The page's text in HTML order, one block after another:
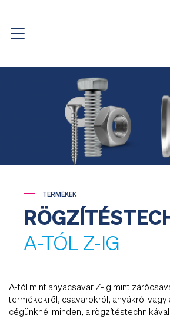
TERMÉKEK
A-TÓL Z-IG
A-tól mint anyacsavar Z-ig mint
termékekről, csavarokról, anyákról vagy
cégünknél minden, a